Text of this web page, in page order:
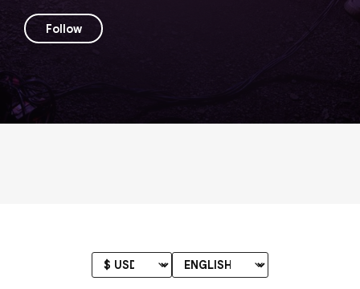
Follow